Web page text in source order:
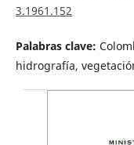
3.1961.152
Palabras clave:
hidrografía,